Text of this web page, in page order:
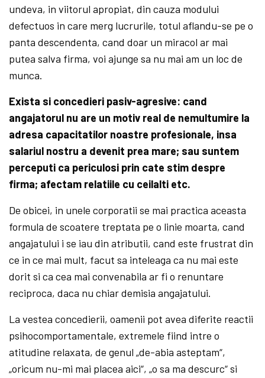
undeva, in viitorul apropiat, din cauza modului
defectuos in care merg lucrurile, totul aflandu-se pe o
panta descendenta, cand doar un miracol ar mai
putea salva firma, voi ajunge sa nu mai am un loc de
munca.
Exista si concedieri pasiv-agresive: cand
angajatorul nu are un motiv real de nemultumire la
adresa capacitatilor noastre profesionale, insa
salariul nostru a devenit prea mare; sau suntem
perceputi ca periculosi prin cate stim despre
firma; afectam relatiile cu ceilalti etc.
De obicei, in unele corporatii se mai practica aceasta
formula de scoatere treptata pe o linie moarta, cand
angajatului i se iau din atributii, cand este frustrat din
ce in ce mai mult, facut sa inteleaga ca nu mai este
dorit si ca cea mai convenabila ar fi o renuntare
reciproca, daca nu chiar demisia angajatului.
La vestea concedierii, oamenii pot avea diferite reactii
psihocomportamentale, extremele fiind intre o
atitudine relaxata, de genul „de-abia asteptam“,
„oricum nu-mi mai placea aici“, „o sa ma descurc“ si